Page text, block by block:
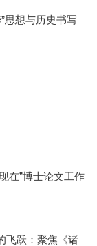
思想与历史书写
在”博士论文工作
飞跃：聚焦《诸